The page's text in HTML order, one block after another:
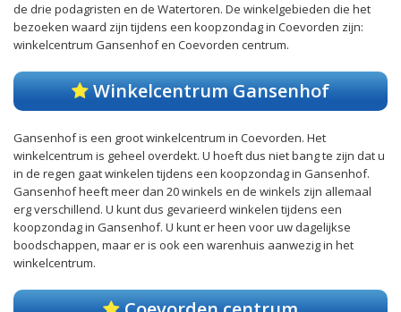
de drie podagristen en de Watertoren. De winkelgebieden die het
bezoeken waard zijn tijdens een koopzondag in Coevorden zijn:
winkelcentrum Gansenhof en Coevorden centrum.
Winkelcentrum Gansenhof
Gansenhof is een groot winkelcentrum in Coevorden. Het
winkelcentrum is geheel overdekt. U hoeft dus niet bang te zijn dat u
in de regen gaat winkelen tijdens een koopzondag in Gansenhof.
Gansenhof heeft meer dan 20 winkels en de winkels zijn allemaal
erg verschillend. U kunt dus gevarieerd winkelen tijdens een
koopzondag in Gansenhof. U kunt er heen voor uw dagelijkse
boodschappen, maar er is ook een warenhuis aanwezig in het
winkelcentrum.